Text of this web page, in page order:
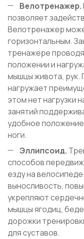
Велотренажер.
позволяет
Велотренажер
горизонтальным.
тренажере
положении и
мышцы живота, рук.
нагружает
этом нет нагрузки
занятий
удобное
ноги.
Эллипсоид.
способов
езду на
выносливость,
укрепляют
мышцы ягодиц,
дорожки
для суставов.